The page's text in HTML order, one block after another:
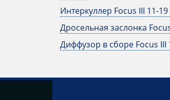
Интеркуллер Focus III 11-
Дросельная заслонка
Диффузор в сборе Focus III